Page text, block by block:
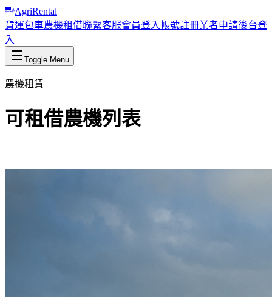
AgriRental
貨運包車農機租借聯繫客服會員登入 帳號註冊業者申請後台登
入
Toggle Menu
農機租賃
可租借農機列表